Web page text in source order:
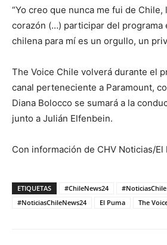
“Yo creo que nunca me fui de Chile,
corazón (…) participar del programa
chilena para mí es un orgullo, un
The Voice Chile volverá durante el
canal perteneciente a Paramount,
Diana Bolocco se sumará a la
junto a Julián Elfenbein.
Con información de CHV Noticias/El
ETIQUETAS #ChileNews24
#NoticiasChile
#NoticiasChileNews24
El Puma The